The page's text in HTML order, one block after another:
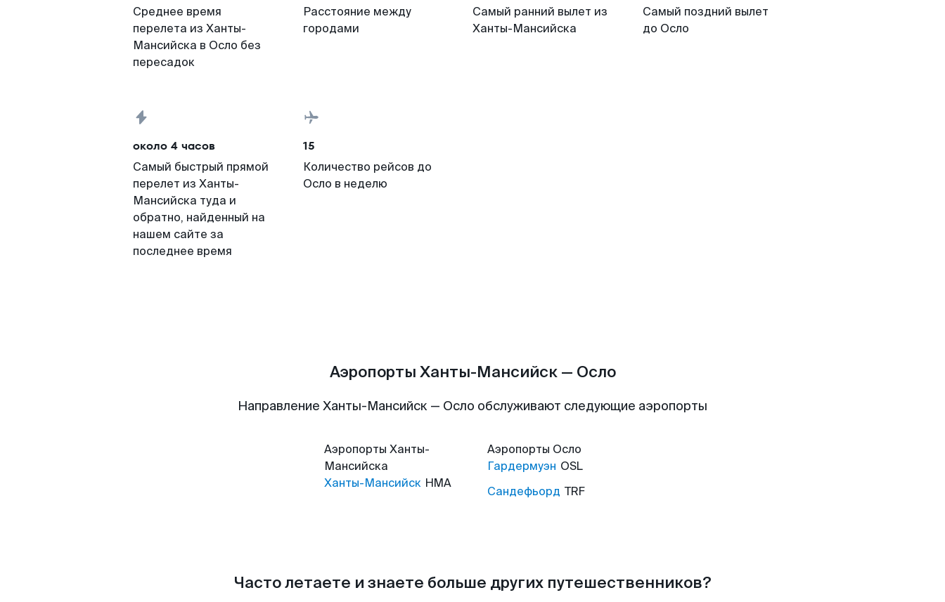
Среднее время
перелета из Ханты-
Мансийска в Осло без
пересадок
Расстояние между
городами
Самый ранний вылет из
Ханты-Мансийска
Самый поздний вылет
до Осло
около 4 часов
Самый быстрый прямой
перелет из Ханты-
Мансийска туда и
обратно, найденный на
нашем сайте за
последнее время
15
Количество рейсов до
Осло в неделю
Аэропорты Ханты-Мансийск — Осло
Направление Ханты-Мансийск — Осло обслуживают следующие аэропорты
Аэропорты Ханты-
Мансийска
Ханты-Мансийск HMA
Аэропорты Осло
Гардермуэн OSL
Сандефьорд TRF
Часто летаете и знаете больше других путешественников?